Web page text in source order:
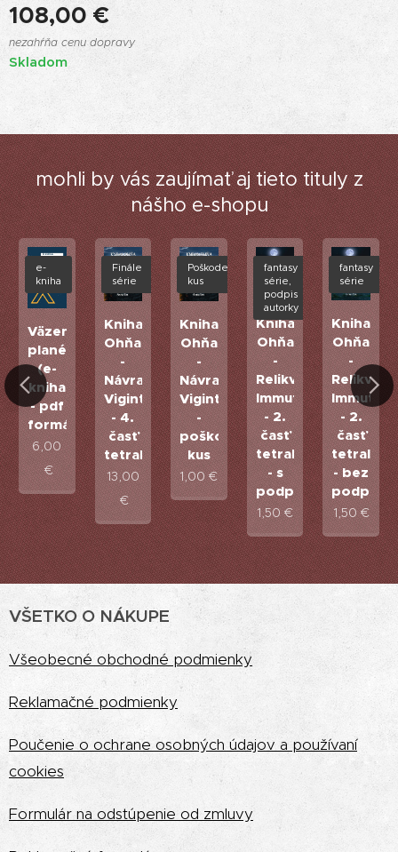
108,00 €
nezahŕňa cenu dopravy
Skladom
mohli by vás zaujímať aj tieto tituly z
nášho e-shopu
Väzenská
planéta
(e-
kniha
- pdf
formát)
e-
kniha
6,00
€
Kniha
Ohňa
-
Návrat
Vigintiho
- 4.
časť
tetralógie
Finále
série
13,00
€
Kniha
Ohňa
-
Návrat
Vigintiho
-
poškodený
kus
Poškodený
kus
1,00€
Kniha
Ohňa
-
Relikvia
Immuto
- 2.
časť
tetralógie
- s
podpisom
fantasy
série,
podpis
autorky
1,50€
Kniha
Ohňa
-
Relikvia
Immuto
- 2.
časť
- bez
podpisu
fantasy
série
1,50€
VŠETKO O NÁKUPE
Všeobecné obchodné podmienky
Reklamačné podmienky
Poučenie o ochrane osobných údajov a používaní
cookies
Formulár na odstúpenie od zmluvy